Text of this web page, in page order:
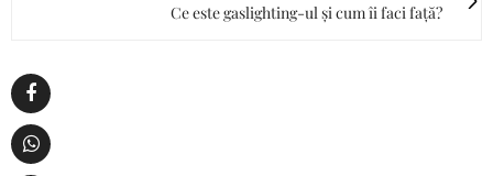
Ce este gaslighting-ul și cum îi faci față?